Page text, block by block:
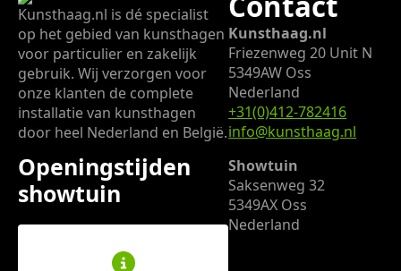
Kunsthaag.nl is dé specialist
op het gebied van kunsthagen
voor particulier en zakelijk
gebruik. Wij verzorgen voor
onze klanten de complete
installatie van kunsthagen
door heel Nederland en België.
Openingstijden
showtuin
Kunsthaag.nl
Friezenweg 20 Unit N
5349AW Oss
Nederland
+31(0)412-782416
info@kunsthaag.nl
Showtuin
Saksenweg 32
5349AX Oss
Nederland